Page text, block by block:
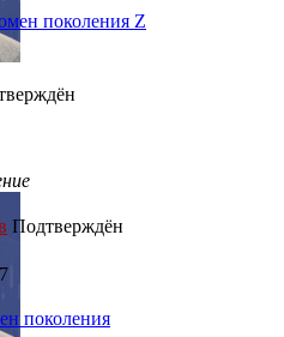
поколения Z
Подтверждён
поколения